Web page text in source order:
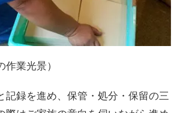
業光景）
記録を進め、保管・処分・保留の三